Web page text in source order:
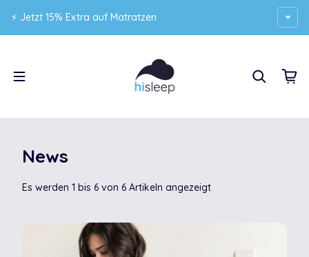
⚡ Jetzt 15% Extra auf Matratzen
News
Es werden 1 bis 6 von 6 Artikeln angezeigt